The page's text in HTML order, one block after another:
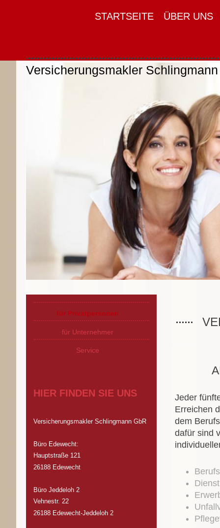
STARTSEITE ÜBER UNS
Versicherungsmakler
Jeder
Erreichen
dem
dafür sind
für Privatpersonen
für Unternehmer
Service
HIER FINDEN SIE UNS
Versicherungsmakler Schlingmann GbR
Büro Edewecht:
Hauptstraße 121
26188 Edewecht
Büro Jeddeloh 2
Vehnestr. 22
26188 Edewecht-Jeddeloh 2